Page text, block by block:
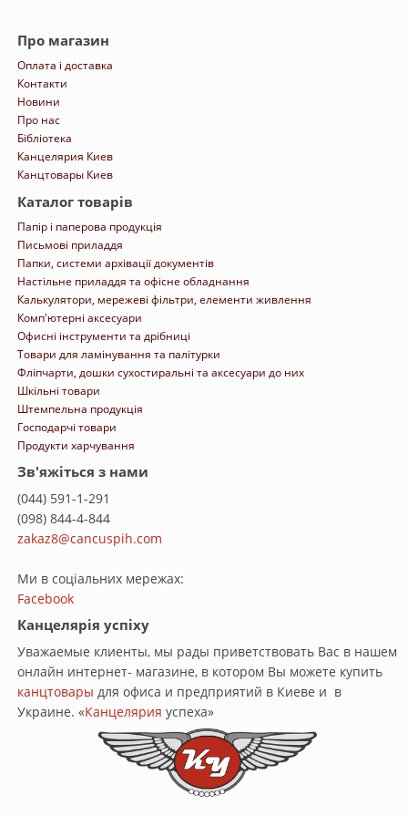
Про магазин
Оплата і доставка
Контакти
Новини
Про нас
Бібліотека
Канцелярия Киев
Канцтовары Киев
Каталог товарів
Папір і паперова продукція
Письмові приладдя
Папки, системи архівації документів
Настільне приладдя та офісне обладнання
Калькулятори, мережеві фільтри, елементи живлення
Комп'ютерні аксесуари
Офисні інструменти та дрібниці
Товари для ламінування та палітурки
Фліпчарти, дошки сухостиральні та аксесуари до них
Шкільні товари
Штемпельна продукція
Господарчі товари
Продукти харчування
Зв'яжіться з нами
(044) 591-1-291
(098) 844-4-844
zakaz8@cancuspih.com
Ми в соціальних мережах:
Facebook
Канцелярія успіху
Уважаемые клиенты, мы рады приветствовать Вас в нашем
онлайн интернет- магазине, в котором Вы можете купить
канцтовары для офиса и предприятий в Киеве и в
Украине. «Канцелярия успеха»